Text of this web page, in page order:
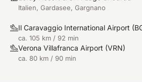
Gardasee unvergleichlich. Alles in
persönlich das Lefay für eines
nicht das Beste Haus am See
bestimmt nächstes Jahr
unser Motto lautet: Einmal
Italien, Gardasee, Gargnano
Il Caravaggio International Airport (
ca. 105 km / 92 min
Verona Villafranca Airport (VRN)
ca. 80 km / 90 min